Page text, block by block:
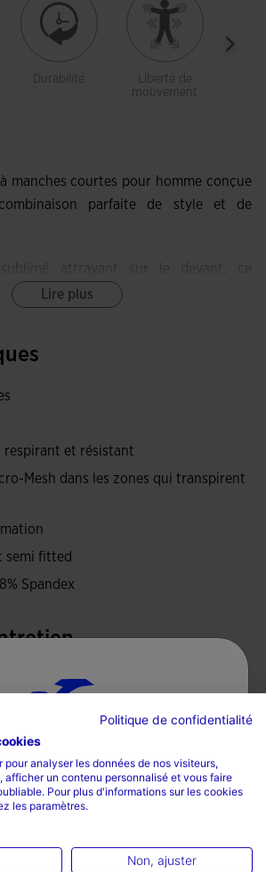
Durabilité
Liberté de
mouvement
manches courtes pour homme conçue
parfaite de style et de
non seulement par son apparence
un ajustement confortable et
et élasticité, permettant au corps de
les entraînements intenses. Le
offre une texture douce et légère qui
au corps, offrant une liberté de
Lire plus
respirant et résistant
Mesh dans les zones qui transpirent
semi fitted
Spandex
à 30 degrés ou moins
sèche-linge
température maximum de 110 degrés
à sec
un pays et une langue
Pays
La France
Langue
Politique de confidentialité
pour analyser les données de nos visiteurs,
afficher un contenu personnalisé et vous faire
Pour plus d'informations sur les cookies
les paramètres.
Non, ajuster